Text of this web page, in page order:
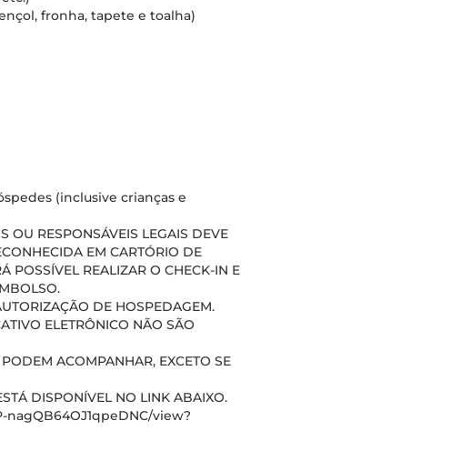
fronha, tapete e toalha)
(inclusive crianças e
RESPONSÁVEIS LEGAIS DEVE
EM CARTÓRIO DE
POSSÍVEL REALIZAR O CHECK-IN E
DE HOSPEDAGEM.
ELETRÔNICO NÃO SÃO
ACOMPANHAR, EXCETO SE
DISPONÍVEL NO LINK ABAIXO.
view?